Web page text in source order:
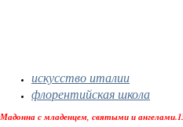
искусство италии
флорентийская школа
Мадонна с младенцем, святыми и